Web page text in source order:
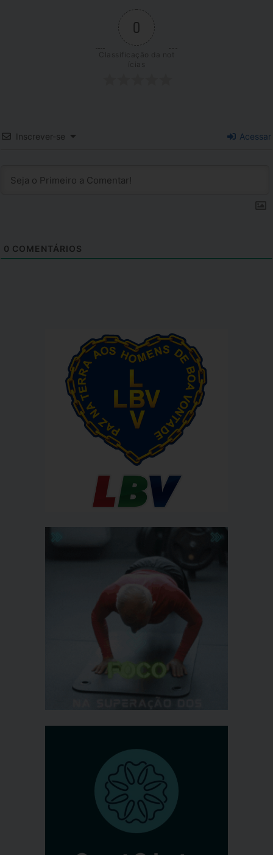
0
Classificação da not
Inscrever-se Acessar
0 COMENTÁRIOS